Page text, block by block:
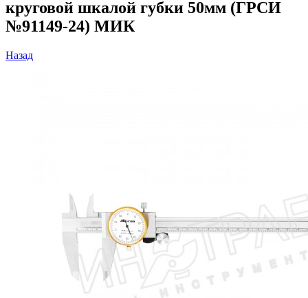
круговой шкалой губки 50мм (ГРСИ
№91149-24) МИК
Назад